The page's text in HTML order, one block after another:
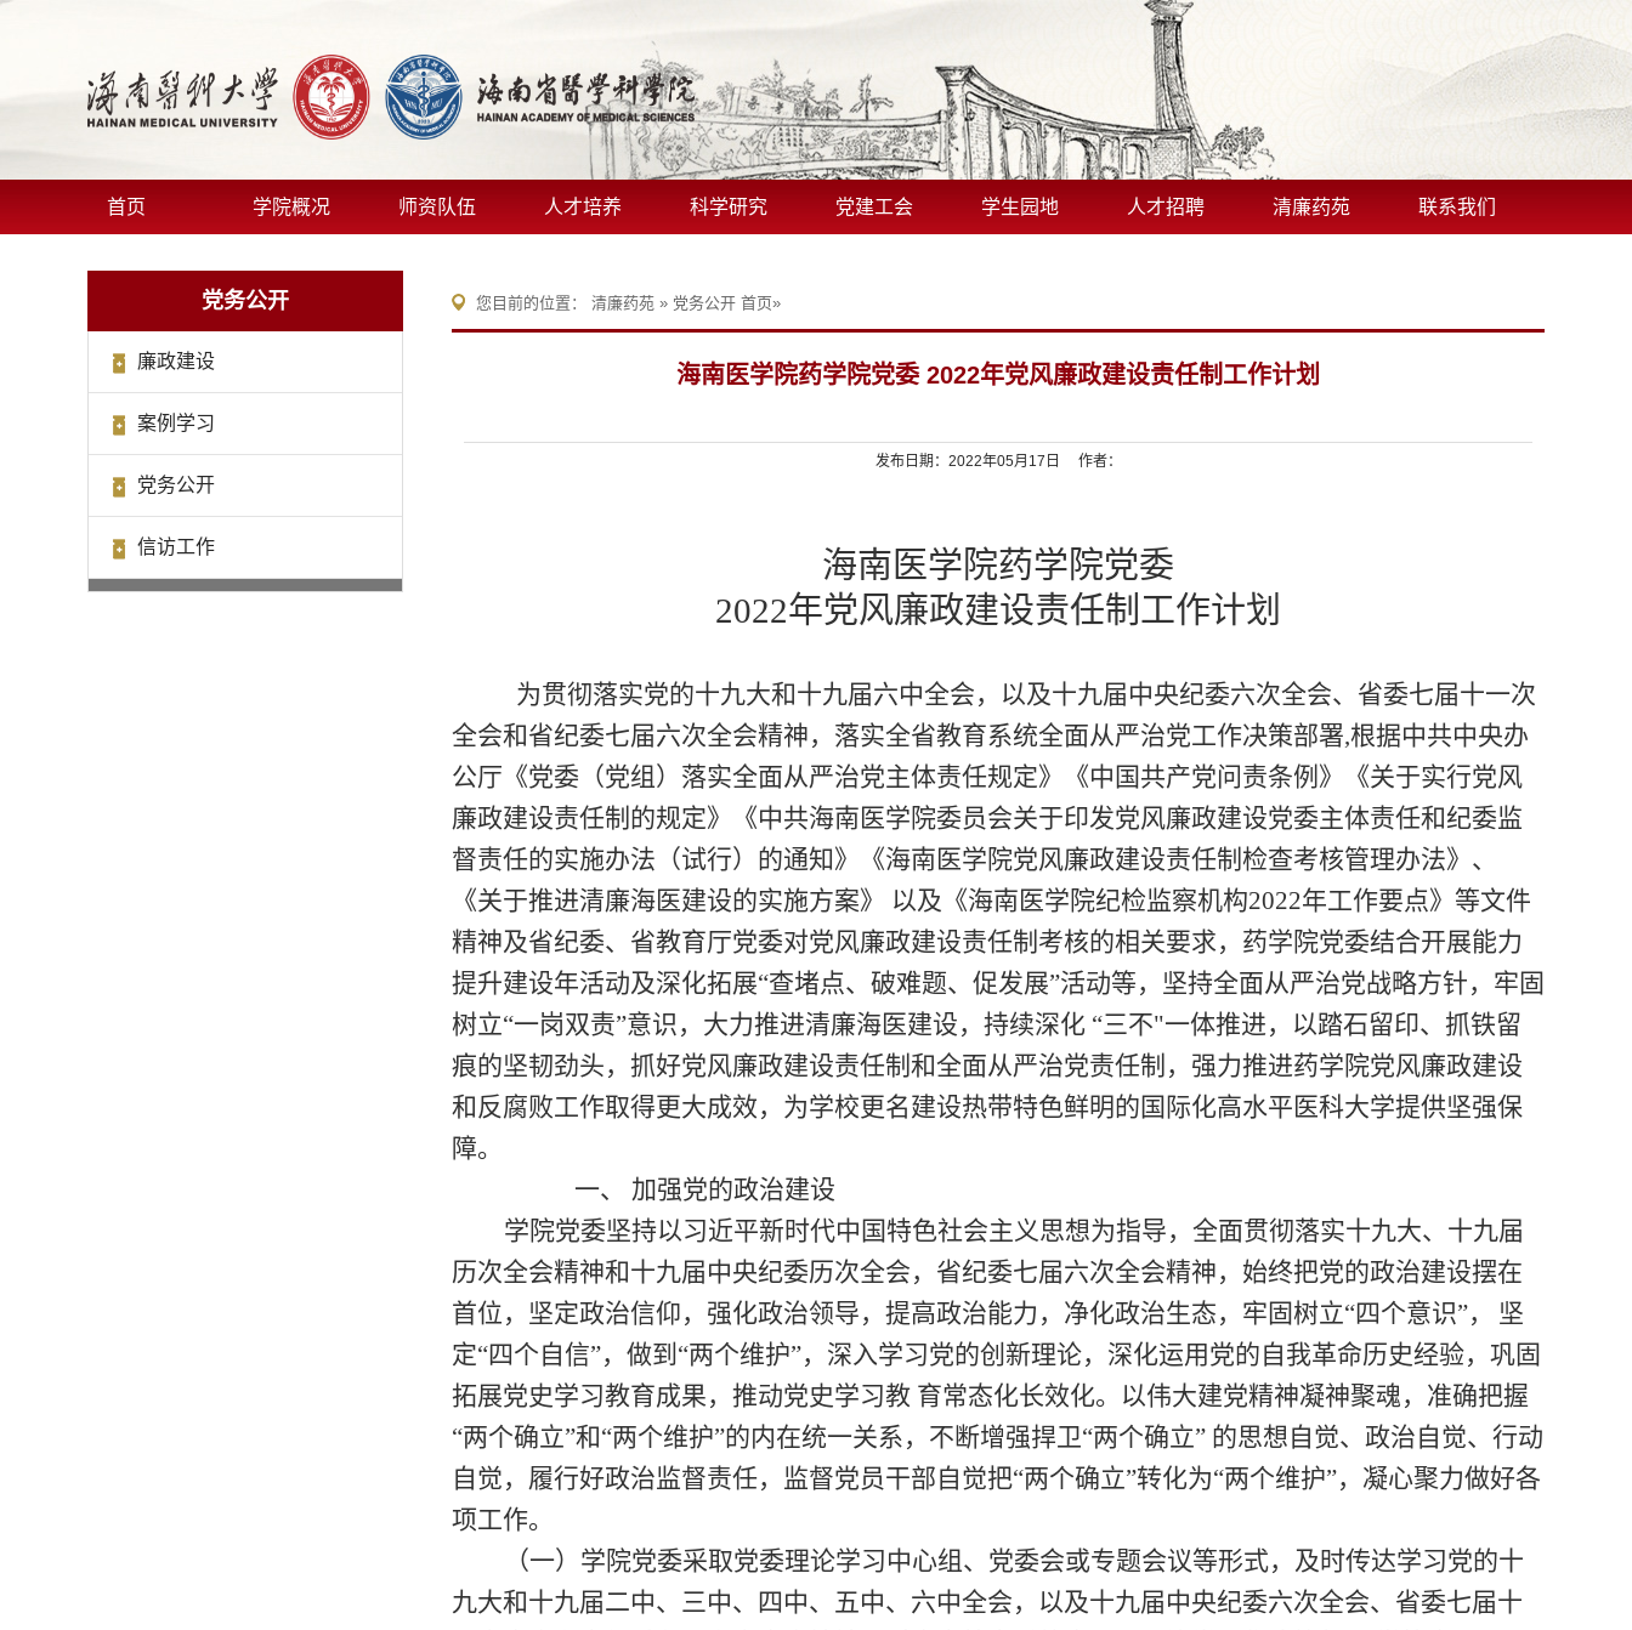
首页 学院概况 师资队伍 人才培养 科学研究 党建工会 学生园地 人才招聘 清廉药苑 联系我们
党务公开
廉政建设
案例学习
党务公开
信访工作
您目前的位置： 清廉药苑 » 党务公开 首页»
海南医学院药学院党委 2022年党风廉政建设责任制工作计划
发布日期：2022年05月17日 作者：
海南医学院药学院党委
2022年党风廉政建设责任制工作计划
为贯彻落实党的十九大和十九届六中全会，以及十九届中央纪委六次全会、省委七届十一次
全会和省纪委七届六次全会精神，落实全省教育系统全面从严治党工作决策部署,根据中共中央办
公厅《党委（党组）落实全面从严治党主体责任规定》《中国共产党问责条例》
《关于实行党风
廉政建设责任制的规定》《中共海南医学院委员会关于印发党风廉政建设党委主体责任和纪委监
督责任的实施办法（试行）的通知》《海南医学院党风廉政建设责任制检查考核管理办法》 、
《关于推进清廉海医建设的实施方案》
以及《海南医学院纪检监察机构2022年工作要点》 等文件
精神及省纪委、 省教育厅党委对党风廉政建设责任制考核的相关要求， 药学院党委结合开展能力
提升建设年活动及深化拓展“查堵点、破难题、促发展”活动等， 坚持全面从严治党战略方针， 牢固
树立“一岗双责”意识 ，大力推进清廉海医建设，持续深化 “三不"一体推进，以踏石留印、抓铁留
痕的坚韧劲头，抓好党风廉政建设责任制和全面从严治党责任制 ， 强力推进药学院党风廉政建设
和反腐败工作取得更大成效，为学校更名建设热带特色鲜明的国际化高水平医科大学提供坚强保
障。
一、 加强党的政治建设
学院党委坚持以习近平新时代中国特色社会主义思想为指导，全面贯彻落实十九大、十九届
历次全会精神和十九届中央纪委历次全会，省纪委七届六次全会精神，始终把党的政治建设摆在
首位，坚定政治信仰，强化政治领导，提高政治能力，净化政治生态，牢固树立“四个意识”，
坚
定“四个自信”，做到“两个维护”，深入学习党的创新理论，深化运用党的自我革命历史经验，巩固
拓展党史学习教育成果，推动党史学习教 育常态化长效化。以伟大建党精神凝神聚魂，准确把握
“两个确立”和“两个维护”的内在统一关系，不断增强捍卫“两个确立” 的思想自觉、政治自觉、行动
自觉，履行好政治监督责任，监督党员干部自觉把“两个确立”转化为“两个维护”，凝心聚力做好各
项工作。
（一） 学院党委采取党委理论学习中心组、党委会或专题会议等形式，及时传达学习党的十
九大和十九届二中、三中、四中、五中、六中全会，以及十九届中央纪委六次全会、省委七届十